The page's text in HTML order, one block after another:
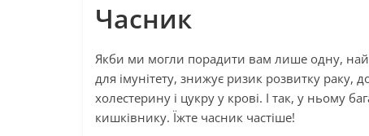
Часник
Якби ми могли порадити вам лише одну,
для імунітету, знижує ризик розвитку раку,
холестерину і цукру у крові. І так, у ньому
кишківнику. Їжте часник частіше!